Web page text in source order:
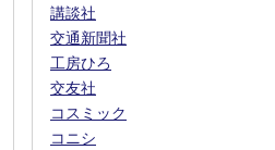
講談社
交通新聞社
工房ひろ
交友社
コスミック
コニシ